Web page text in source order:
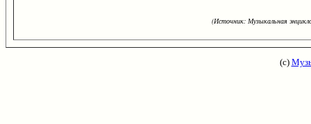
(Источник: Музыкальная
(с)